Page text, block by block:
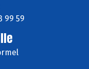
99 59